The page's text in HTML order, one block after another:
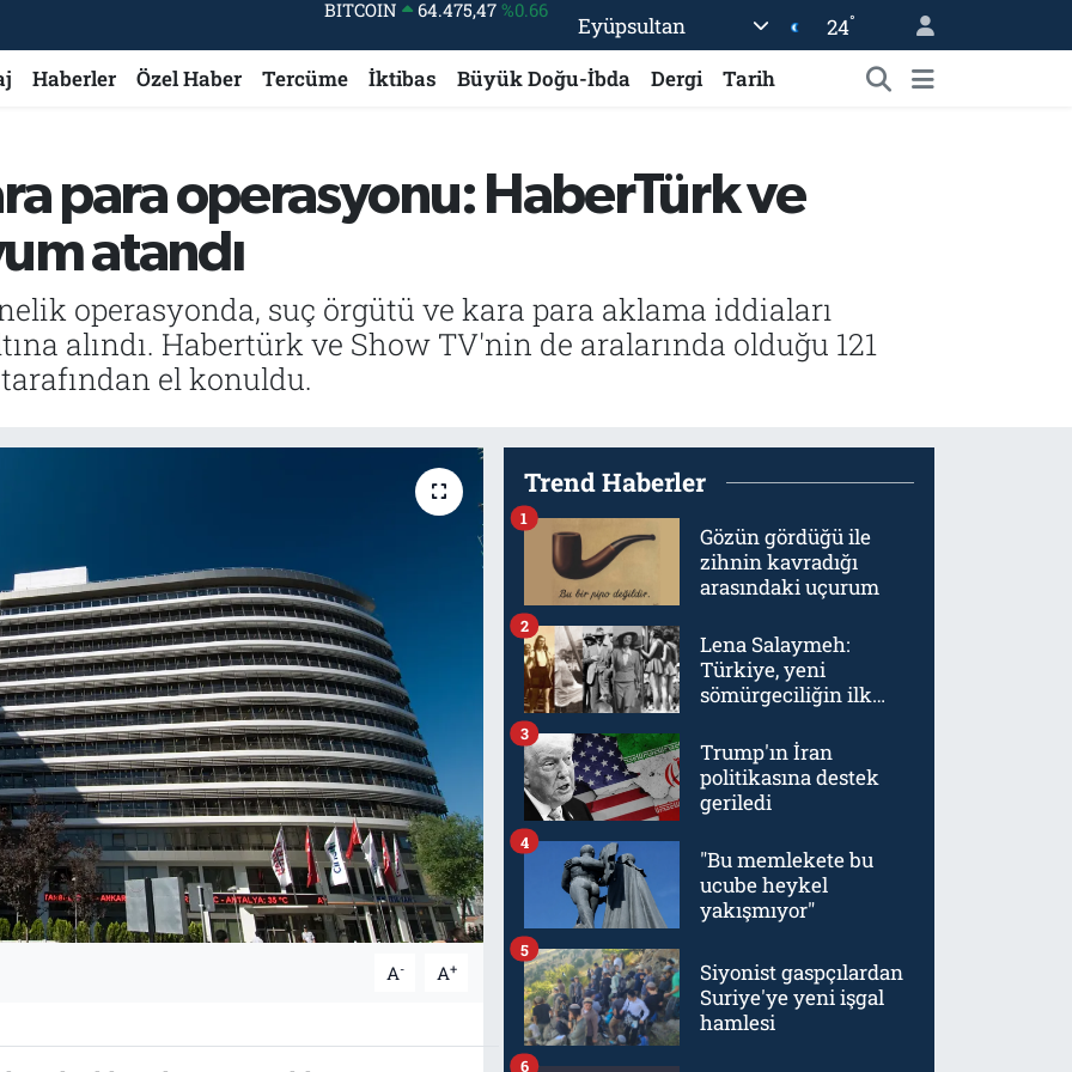
DOLAR 47,5971
EURO
55,1336
%0.18
BİST100
13.703 %0
Eyüpsultan 24°
Haberler Özel Haber Tercüme İktibas Büyük Doğu-İbda Dergi Tarih
para operasyonu: HaberTürk ve
atandı
operasyonda, suç örgütü ve kara para aklama iddiaları
alındı. Habertürk ve Show TV'nin de aralarında olduğu 121
el konuldu.
A- A+
Trend Haberler
Gözün gördüğü ile
zihnin kavradığı
arasındaki uçurum
1
Lena Salaymeh:
Türkiye, yeni
sömürgeciliğin ilk
2
Trump'ın İran
politikasına destek
geriledi
3
"Bu memlekete bu
ucube heykel
yakışmıyor"
4
Siyonist gaspçılardan
Suriye'ye yeni işgal
hamlesi
5
6